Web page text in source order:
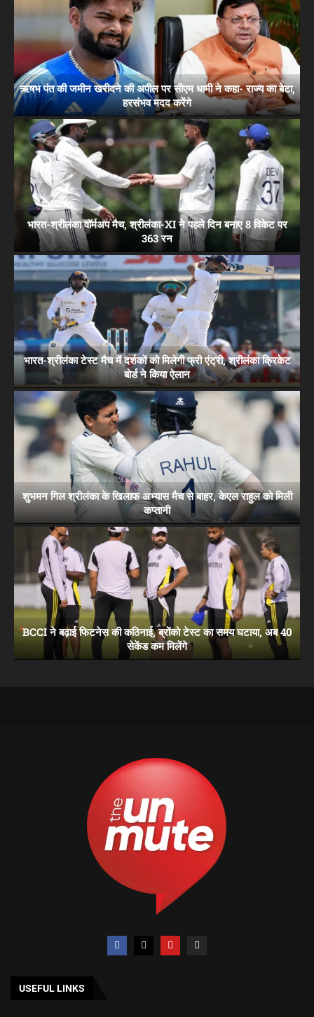
ऋषभ पंत की जमीन खरीदने की अपील पर सीएम धामी ने कहा- राज्य का बेटा,
हरसंभव मदद करेंगे
भारत-श्रीलंका वॉर्मअप मैच, श्रीलंका-XI ने पहले दिन बनाए 8 विकेट पर
363 रन
भारत-श्रीलंका टेस्ट मैच में दर्शकों को मिलेगी फ्री एंट्री, श्रीलंका क्रिकेट
बोर्ड ने किया ऐलान
शुभमन गिल श्रीलंका के खिलाफ अभ्यास मैच से बाहर, केएल राहुल को मिली
कप्तानी
BCCI ने बढ़ाई फिटनेस की कठिनाई, ब्रोंको टेस्ट का समय घटाया, अब 40
सेकेंड कम मिलेंगे
USEFUL LINKS